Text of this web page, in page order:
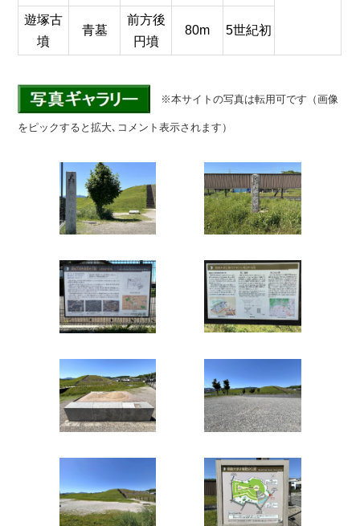
遊塚古
墳
青墓
前方後
円墳
80m 5世紀初
※本サイトの写真は転用可です（画像
をピックすると拡大､コメント表示されます）